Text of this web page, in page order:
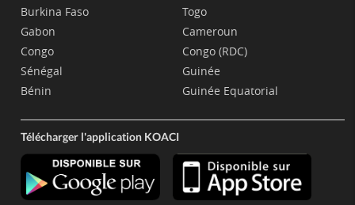
Burkina Faso
Gabon
Congo
Sénégal
Bénin
Togo
Cameroun
Congo (RDC)
Guinée
Guinée Equatorial
Télécharger l'application KOACI